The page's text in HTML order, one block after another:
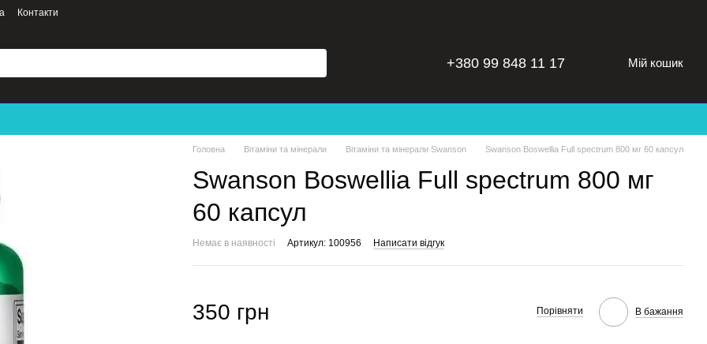
Контакти
+380 99 848 11 17 Мій кошик
Головна Вітаміни та мінерали Вітаміни та мінерали Swanson Swanson Boswellia Full spectrum 800 мг 60 капсул
Swanson Boswellia Full spectrum 800 мг
60 капсул
Немає в наявності Артикул: 100956 Написати відгук
350 грн Порівняти В бажання